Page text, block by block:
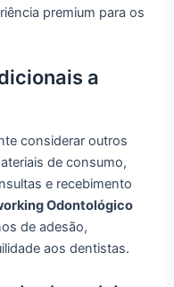
premium para os
a
considerar outros
de consumo,
e recebimento
Odontológico
de adesão,
aos dentistas.